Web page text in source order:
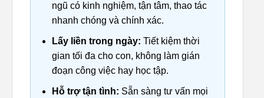
ngũ có kinh nghiệm, tận tâm, thao tác
nhanh chóng và chính xác.
Lấy liền trong ngày: Tiết kiệm thời
gian tối đa cho con, không làm gián
đoạn công việc hay học tập.
Hỗ trợ tận tình: Sẵn sàng tư vấn mọi